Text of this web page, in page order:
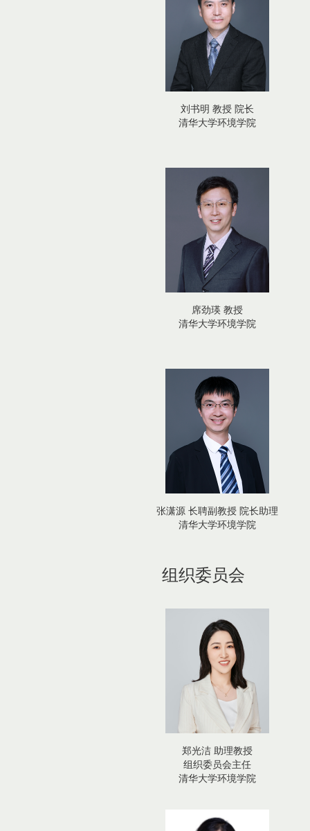
刘书明 教授 院长
清华大学环境学院
席劲瑛 教授
清华大学环境学院
张潇源 长聘副教授 院长助理
清华大学环境学院
组织委员会
郑光洁 助理教授
组织委员会主任
清华大学环境学院